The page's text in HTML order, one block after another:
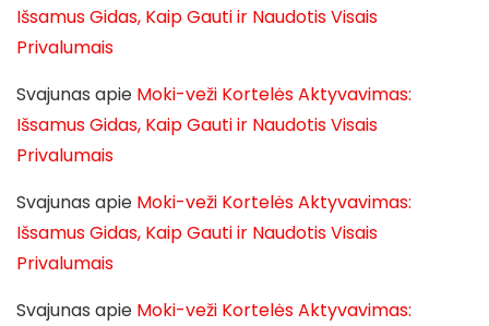
Išsamus Gidas, Kaip Gauti ir Naudotis Visais
Privalumais
Svajunas apie Moki-veži Kortelės Aktyvavimas:
Išsamus Gidas, Kaip Gauti ir Naudotis Visais
Privalumais
Svajunas apie Moki-veži Kortelės Aktyvavimas:
Išsamus Gidas, Kaip Gauti ir Naudotis Visais
Privalumais
Svajunas apie Moki-veži Kortelės Aktyvavimas: